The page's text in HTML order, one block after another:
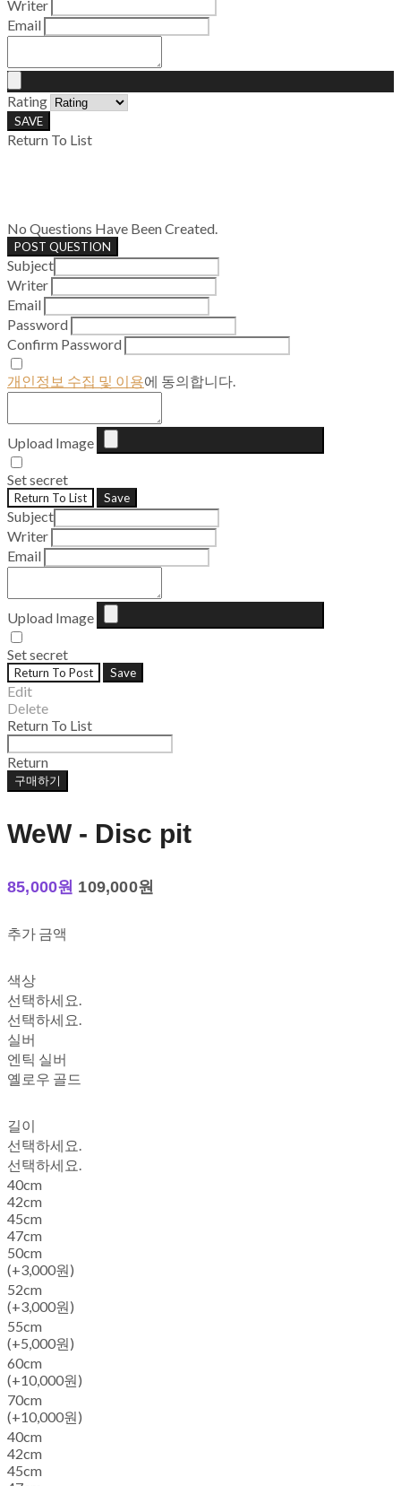
Writer
Email
Rating
SAVE
Return To List
No Questions Have Been Created.
POST QUESTION
Subject
Writer
Email
Password
Confirm Password
개인정보 수집 및 이용에 동의합니다.
Upload Image
Set secret
Return To List Save
Subject
Writer
Email
Upload Image
Set secret
Return To Post Save
Edit
Delete
Return To List
Return
구매하기
WeW - Disc pit
85,000원 109,000원
추가 금액
색상
선택하세요.
선택하세요.
실버
엔틱 실버
옐로우 골드
길이
선택하세요.
선택하세요.
40cm
42cm
45cm
47cm
50cm
(+3,000원)
52cm
(+3,000원)
55cm
(+5,000원)
60cm
(+10,000원)
70cm
(+10,000원)
40cm
42cm
45cm